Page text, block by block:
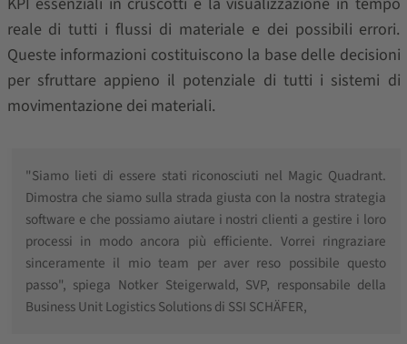
reale di tutti i flussi di materiale e dei possibili errori.
Queste informazioni costituiscono la base delle decisioni
per sfruttare appieno il potenziale di tutti i sistemi di
movimentazione dei materiali.
"Siamo lieti di essere stati riconosciuti nel Magic Quadrant.
Dimostra che siamo sulla strada giusta con la nostra strategia
software e che possiamo aiutare i nostri clienti a gestire i loro
processi in modo ancora più efficiente. Vorrei ringraziare
sinceramente il mio team per aver reso possibile questo
passo", spiega Notker Steigerwald, SVP, responsabile della
Business Unit Logistics Solutions di SSI SCHÄFER,